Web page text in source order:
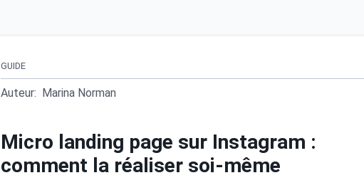
GUIDE
Auteur: Marina Norman
Micro landing page sur Instagram :
comment la réaliser soi-même